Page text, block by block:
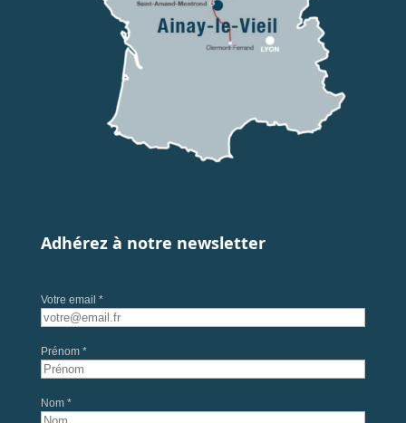
Adhérez à notre newsletter
Votre email *
Prénom *
Nom *